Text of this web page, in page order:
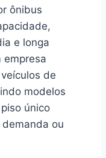
ônibus
e longa
empresa
de
modelos
único
ou